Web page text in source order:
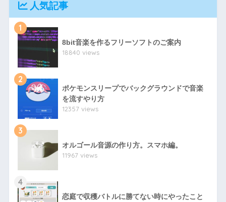
人気記事
1
8bit音楽を作るフリーソフトのご案内
18840 views
2
ポケモンスリープでバックグラウンドで音楽
を流すやり方
12357 views
3
オルゴール音源の作り方。スマホ編。
11967 views
4
恋庭で収穫バトルに勝てない時にやったこと